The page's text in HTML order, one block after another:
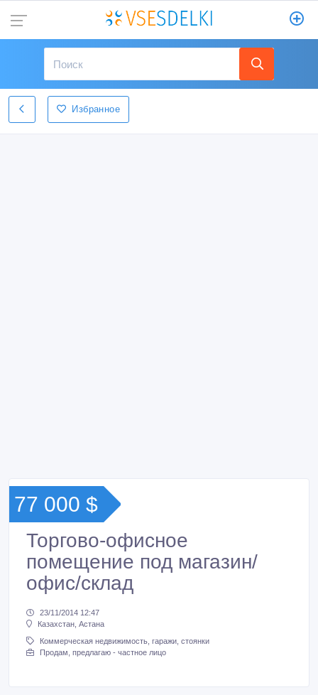
Избранное
77 000 $
Торгово-офисное
помещение под магазин/
офис/склад
23/11/2014 12:47
Казахстан, Астана
Коммерческая недвижимость, гаражи, стоянки
Продам, предлагаю - частное лицо